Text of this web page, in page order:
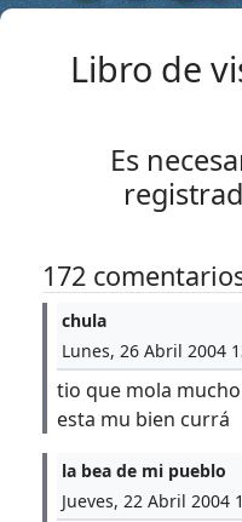
Libro de
Es
172
chula
Lunes, 26 Abril 2004
tio que mola
esta mu bien currá
la bea de mi pueblo
Jueves, 22 Abril 2004